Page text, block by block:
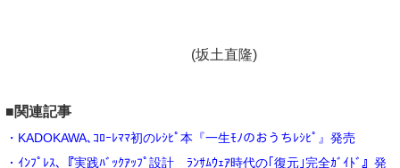
(坂土直隆)
■関連記事
・KADOKAWA､ｺﾛｰﾚﾏﾏ初のﾚｼﾋﾟ本『一生ﾓﾉのおうちﾚｼﾋﾟ』発売
・ｲﾝﾌﾟﾚｽ､『実践ﾊﾞｯｸｱｯﾌﾟ設計 ﾗﾝｻﾑｳｪｱ時代の｢復元｣完全ｶﾞｲﾄﾞ』発